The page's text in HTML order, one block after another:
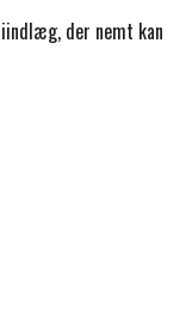
der nemt kan